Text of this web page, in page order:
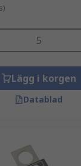
Lägg i korgen
Datablad